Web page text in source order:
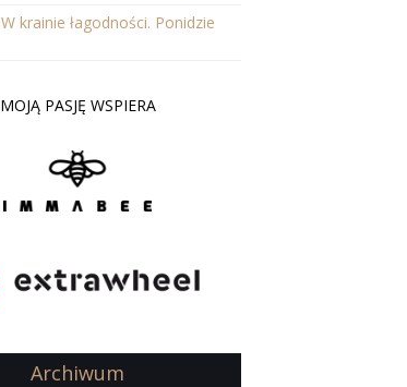
W krainie łagodności. Ponidzie
MOJĄ PASJĘ WSPIERA
Archiwum